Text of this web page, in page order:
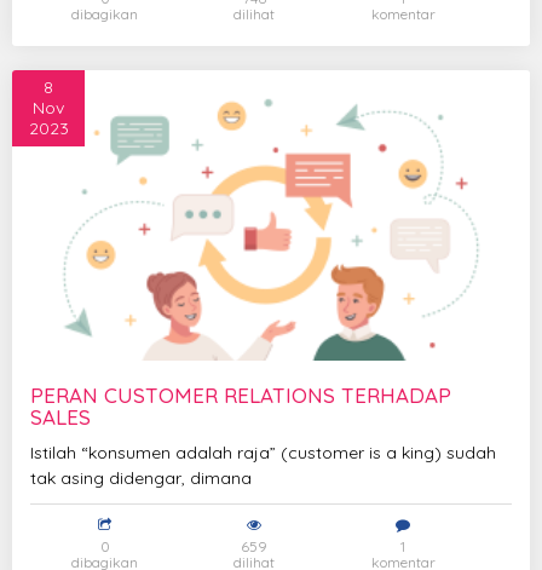
dibagikan
dilihat
komentar
PERAN CUSTOMER RELATIONS TERHADAP
SALES
8
Nov
2023
Istilah “konsumen adalah raja” (customer is a king) sudah
tak asing didengar, dimana
0
dibagikan
659
dilihat
1
komentar